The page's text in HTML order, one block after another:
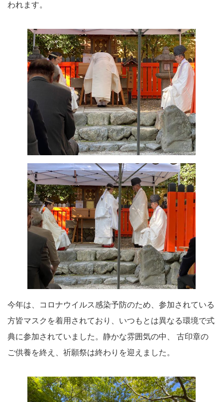
われます。
今年は、コロナウイルス感染予防のため、参加されている
方皆マスクを着用されており、いつもとは異なる環境で式
典に参加されていました。静かな雰囲気の中、 古印章の
ご供養を終え、祈願祭は終わりを迎えました。